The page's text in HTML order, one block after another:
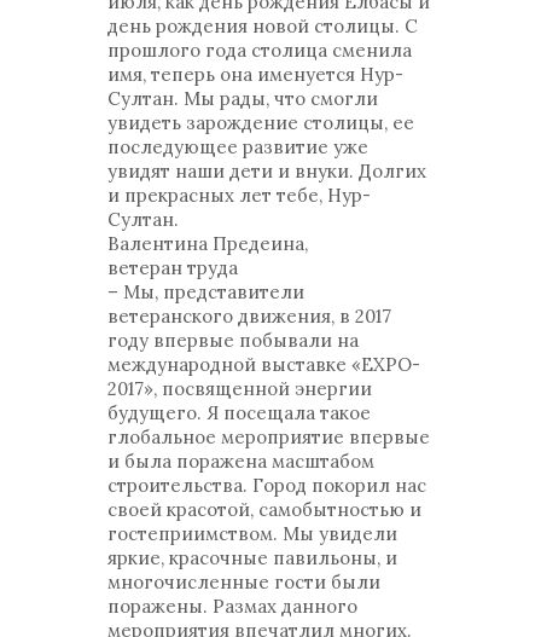
день рождения новой столицы. С
прошлого года столица сменила
имя, теперь она именуется Нур-
Султан. Мы рады, что смогли
увидеть зарождение столицы, ее
последующее развитие уже
увидят наши дети и внуки. Долгих
и прекрасных лет тебе, Нур-
Султан.
Валентина Предеина,
ветеран труда
– Мы, представители
ветеранского движения, в 2017
году впервые побывали на
международной выставке «EXPO-
2017», посвященной энергии
будущего. Я посещала такое
глобальное мероприятие впервые
и была поражена масштабом
строительства. Город покорил нас
своей красотой, самобытностью и
гостеприимством. Мы увидели
яркие, красочные павильоны, и
многочисленные гости были
поражены. Размах данного
мероприятия впечатлил многих.